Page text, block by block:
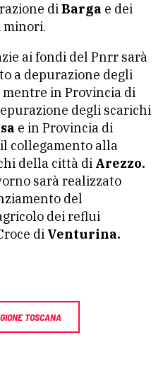
diBarga e dei
ai fondi del Pnrr sarà
a depurazione degli
mentre in Provincia di
degli scarichi
e in Provincia di
collegamento alla
della città di Arezzo.
sarà realizzato
del
dei reflui
di Venturina.
TOSCANA